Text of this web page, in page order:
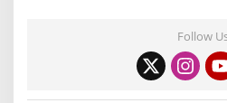
Follow